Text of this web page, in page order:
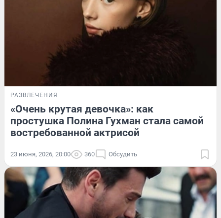
РАЗВЛЕЧЕНИЯ
«Очень крутая девочка»: как
простушка Полина Гухман стала самой
востребованной актрисой
23 июня, 2026, 20:00 360 Обсудить